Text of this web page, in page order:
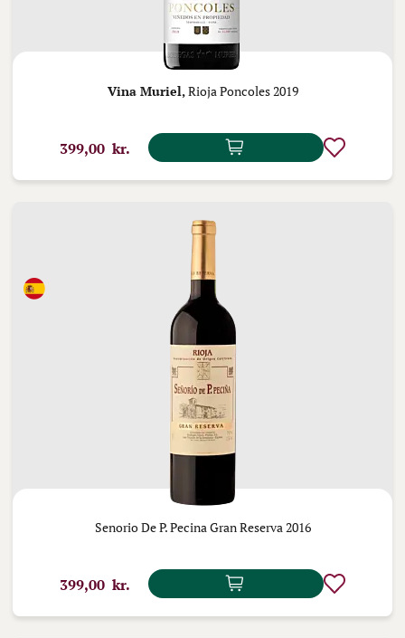
Vina Muriel, Rioja Poncoles 2019
399,00 kr.
Senorio De P. Pecina Gran Reserva 2016
399,00 kr.